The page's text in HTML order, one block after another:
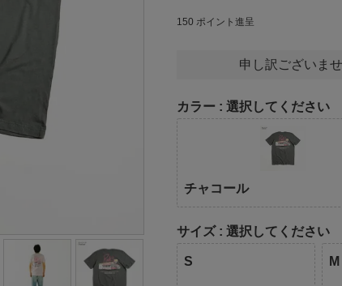
150 ポイント進呈
申し訳ございま
カラー 選択してください
チャコール
サイズ 選択してください
S M